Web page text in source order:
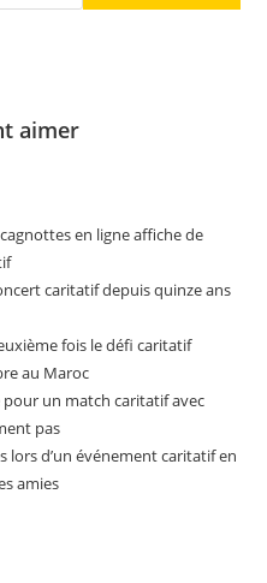
aimer
en ligne affiche de
caritatif depuis quinze ans
fois le défi caritatif
au Maroc
pour un match caritatif avec
pas
lors d’un événement caritatif en
amies